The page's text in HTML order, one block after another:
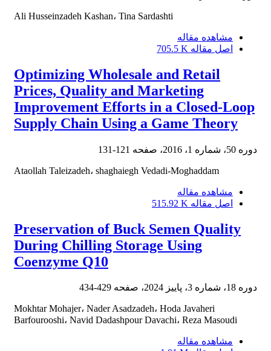
Ali Husseinzadeh Kashan، Tina Sardashti
مشاهده مقاله
اصل مقاله 705.5 K
Optimizing Wholesale and Retail
Prices, Quality and Marketing
Improvement Efforts in a Closed-Loop
Supply Chain Using a Game Theory
دوره 50، شماره 1، 2016، صفحه 121-131
Ataollah Taleizadeh، shaghaiegh Vedadi-Moghaddam
مشاهده مقاله
اصل مقاله 515.92 K
Preservation of Buck Semen Quality
During Chilling Storage Using
Coenzyme Q10
دوره 18، شماره 3، پاییز 2024، صفحه 429-434
Mokhtar Mohajer، Nader Asadzadeh، Hoda Javaheri
Barfourooshi، Navid Dadashpour Davachi، Reza Masoudi
مشاهده مقاله